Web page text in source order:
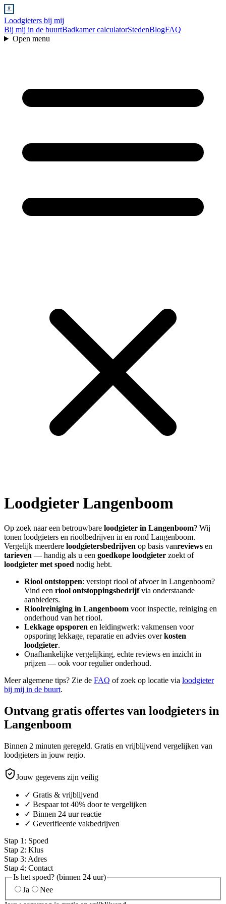
Loodgieters bij mij
Bij mij in de buurtBadkamer calculatorStedenBlogFAQ
Open menu
LoodgieterLangenboom
Op zoek naar een betrouwbare loodgieter in Langenboom? Wij
tonen loodgieters en rioolbedrijven in en rond Langenboom.
Vergelijk meerdere loodgietersbedrijven op basis vanreviews en
tarieven — handig als u een goedkope loodgieter zoekt of
loodgieter met spoed nodig hebt.
Riool ontstoppen: verstopt riool of afvoer in Langenboom?
Vind een riool ontstoppingsbedrijfvia onderstaande
aanbieders.
Rioolreiniging in Langenboom voor inspectie, reiniging en
onderhoud van het riool.
Lekkage opsporen en leidingwerk: vakmensen voor
opsporing lekkage, reparatie en advies overkosten
loodgieter.
Onafhankelijke vergelijking, echte reviews en inzicht in
prijzen — ook voor regulier onderhoud.
Meer algemene tips? Zie de FAQ of zoek op locatie via loodgieter
bij mij in de buurt.
Ontvang gratis offertes van loodgieters in
Langenboom
Binnen 2 minuten geregeld. Gratis en vrijblijvend vergelijken van
loodgieters in jouw regio.
Jouw gegevens zijn veilig
✓ Gratis & vrijblijvend
✓ Bespaar tot 40% door te vergelijken
✓ Binnen 24 uur reactie
✓ Geverifieerde vakbedrijven
Stap 1 : Spoed
Stap 2: Klus
Stap 3: Adres
Stap 4: Contact
Is het spoed? (binnen 24 uur)
Ja
Nee